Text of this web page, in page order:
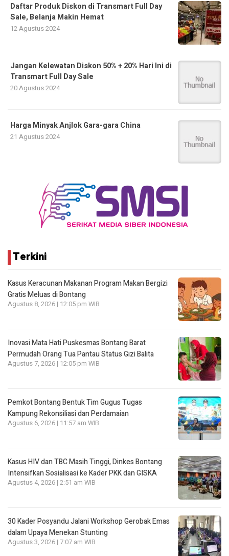
Daftar Produk Diskon di Transmart Full Day
Sale, Belanja Makin Hemat
12 Agustus 2024
Jangan Kelewatan Diskon 50% + 20% Hari Ini di
Transmart Full Day Sale
20 Agustus 2024
Harga Minyak Anjlok Gara-gara China
21 Agustus 2024
Terkini
Kasus Keracunan Makanan Program Makan Bergizi
Gratis Meluas di Bontang
Agustus 8, 2026 | 12:05 pm WIB
Inovasi Mata Hati Puskesmas Bontang Barat
Permudah Orang Tua Pantau Status Gizi Balita
Agustus 7, 2026 | 12:05 pm WIB
Pemkot Bontang Bentuk Tim Gugus Tugas
Kampung Rekonsiliasi dan Perdamaian
Agustus 6, 2026 | 11:57 am WIB
Kasus HIV dan TBC Masih Tinggi, Dinkes Bontang
Intensifkan Sosialisasi ke Kader PKK dan GISKA
Agustus 4, 2026 | 2:51 am WIB
30 Kader Posyandu Jalani Workshop Gerobak Emas
dalam Upaya Menekan Stunting
Agustus 3, 2026 | 7:07 am WIB